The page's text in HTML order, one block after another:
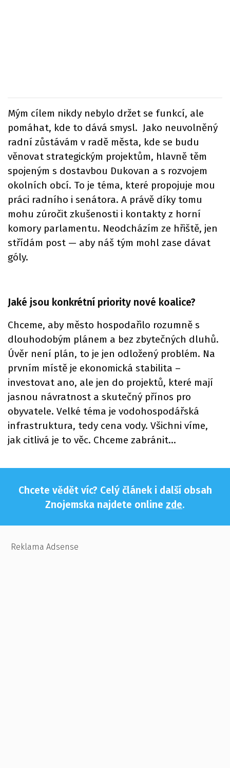
Mým cílem nikdy nebylo držet se funkcí, ale
pomáhat, kde to dává smysl. Jako neuvolněný
radní zůstávám v radě města, kde se budu
věnovat strategickým projektům, hlavně těm
spojeným s dostavbou Dukovan a s rozvojem
okolních obcí. To je téma, které propojuje mou
práci radního i senátora. A právě díky tomu
mohu zúročit zkušenosti i kontakty z horní
komory parlamentu. Neodcházím ze hřiště, jen
střídám post — aby náš tým mohl zase dávat
góly.
Jaké jsou konkrétní priority nové koalice?
Chceme, aby město hospodařilo rozumně s
dlouhodobým plánem a bez zbytečných dluhů.
Úvěr není plán, to je jen odložený problém. Na
prvním místě je ekonomická stabilita –
investovat ano, ale jen do projektů, které mají
jasnou návratnost a skutečný přínos pro
obyvatele. Velké téma je vodohospodářská
infrastruktura, tedy cena vody. Všichni víme,
jak citlivá je to věc. Chceme zabránit…
Chcete vědět víc? Celý článek i další obsah
Znojemska najdete online zde.
Reklama Adsense